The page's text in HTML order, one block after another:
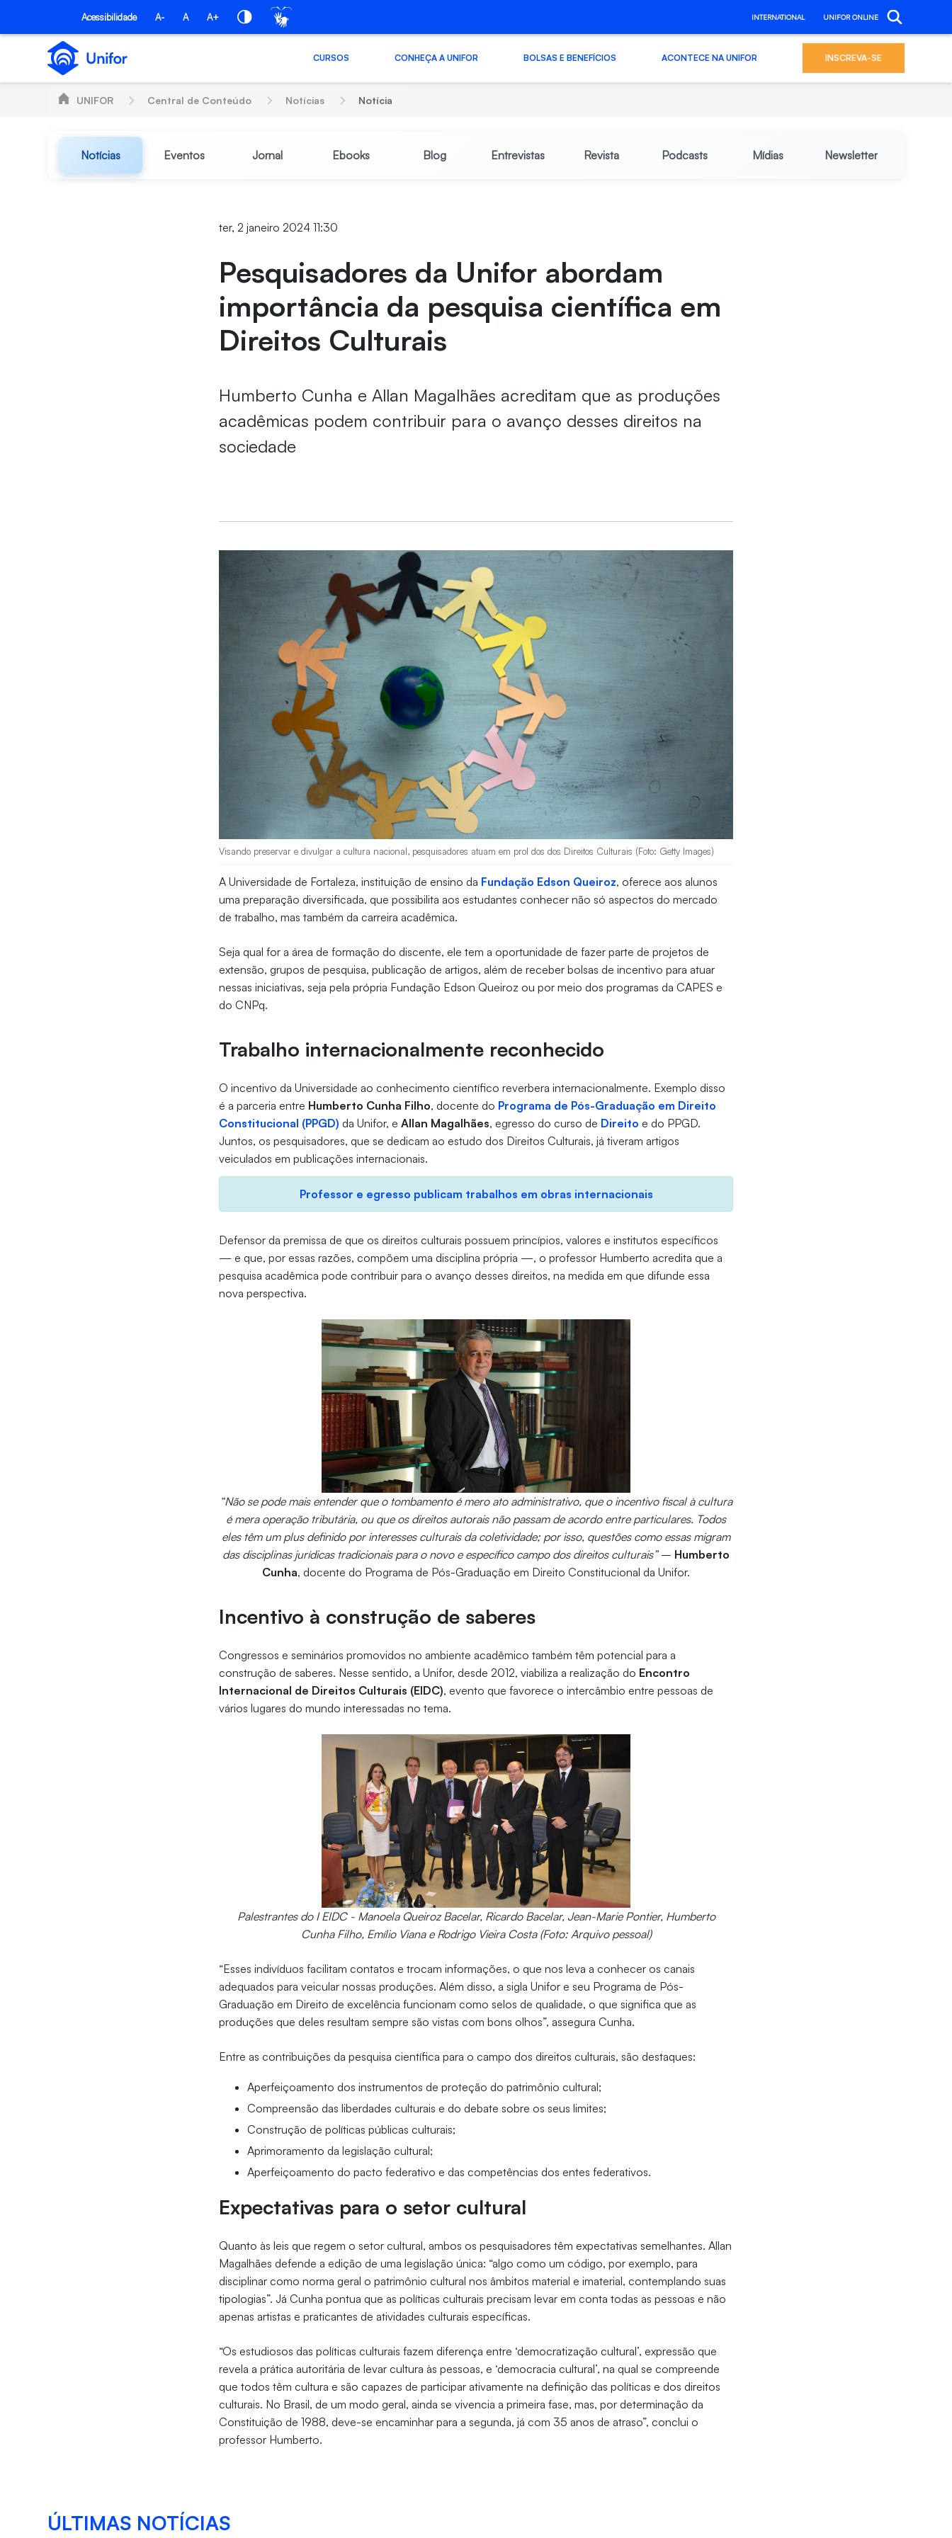
Pular para o Conteúdo principal
Acessibilidade A- A A+ INTERNATIONAL UNIFOR ONLINE
CURSOS CONHEÇA A UNIFOR BOLSAS E BENEFÍCIOS ACONTECE NA UNIFOR INSCREVA-SE
UNIFOR Central de Conteúdo Notícias Notícia
Notícias Eventos Jornal Ebooks Blog Entrevistas Revista Podcasts Mídias Newsletter
ter, 2 janeiro 2024 11:30
Pesquisadores da Unifor abordam
importância da pesquisa científica em
Direitos Culturais
Humberto Cunha e Allan Magalhães acreditam que as produções
acadêmicas podem contribuir para o avanço desses direitos na
sociedade
Visando preservar e divulgar a cultura nacional, pesquisadores atuam em prol dos dos Direitos Culturais (Foto: Getty Images)
A Universidade de Fortaleza, instituição de ensino da Fundação Edson Queiroz, oferece aos alunos
uma preparação diversificada, que possibilita aos estudantes conhecer não só aspectos do mercado
de trabalho, mas também da carreira acadêmica.
Seja qual for a área de formação do discente, ele tem a oportunidade de fazer parte de projetos de
extensão, grupos de pesquisa, publicação de artigos, além de receber bolsas de incentivo para atuar
nessas iniciativas, seja pela própria Fundação Edson Queiroz ou por meio dos programas da CAPES e
do CNPq.
Trabalho internacionalmente reconhecido
O incentivo da Universidade ao conhecimento científico reverbera internacionalmente. Exemplo disso
é a parceria entre Humberto Cunha Filho, docente do Programa de Pós-Graduação em Direito
Constitucional (PPGD) da Unifor, eAllan Magalhães, egresso do curso de Direito e do PPGD.
Juntos, os pesquisadores, que se dedicam ao estudo dos Direitos Culturais, já tiveram artigos
veiculados em publicações internacionais.
Professor e egresso publicam trabalhos em obras internacionais
Defensor da premissa de que os direitos culturais possuem princípios, valores e institutos específicos
— e que, por essas razões, compõem uma disciplina própria —, o professor Humberto acredita que a
pesquisa acadêmica pode contribuir para o avanço desses direitos, na medida em que difunde essa
nova perspectiva.
“Não se pode mais entender que o tombamento é mero ato administrativo, que o incentivo fiscal à cultura
é mera operação tributária, ou que os direitos autorais não passam de acordo entre particulares. Todos
eles têm um plus definido por interesses culturais da coletividade; por isso, questões como essas migram
das disciplinas jurídicas tradicionais para o novo e específico campo dos direitos culturais”– Humberto
Cunha, docente do Programa de Pós-Graduação em Direito Constitucional da Unifor.
Incentivo à construção de saberes
Congressos e seminários promovidos no ambiente acadêmico também têm potencial para a
construção de saberes. Nesse sentido, a Unifor, desde 2012, viabiliza a realização do Encontro
Internacional de Direitos Culturais (EIDC), evento que favorece o intercâmbio entre pessoas de
vários lugares do mundo interessadas no tema.
Palestrantes do I EIDC - Manoela Queiroz Bacelar, Ricardo Bacelar, Jean-Marie Pontier, Humberto
Cunha Filho, Emílio Viana e Rodrigo Vieira Costa (Foto: Arquivo pessoal)
“Esses indivíduos facilitam contatos e trocam informações, o que nos leva a conhecer os canais
adequados para veicular nossas produções. Além disso, a sigla Unifor e seu Programa de Pós-
Graduação em Direito de excelência funcionam como selos de qualidade, o que significa que as
produções que deles resultam sempre são vistas com bons olhos”, assegura Cunha.
Entre as contribuições da pesquisa científica para o campo dos direitos culturais, são destaques:
Aperfeiçoamento dos instrumentos de proteção do patrimônio cultural;
Compreensão das liberdades culturais e do debate sobre os seus limites;
Construção de políticas públicas culturais;
Aprimoramento da legislação cultural;
Aperfeiçoamento do pacto federativo e das competências dos entes federativos.
Expectativas para o setor cultural
Quanto às leis que regem o setor cultural, ambos os pesquisadores têm expectativas semelhantes. Allan
Magalhães defende a edição de uma legislação única: “algo como um código, por exemplo, para
disciplinar como norma geral o patrimônio cultural nos âmbitos material e imaterial, contemplando suas
tipologias”. Já Cunha pontua que as políticas culturais precisam levar em conta todas as pessoas e não
apenas artistas e praticantes de atividades culturais específicas.
“Os estudiosos das políticas culturais fazem diferença entre ‘democratização cultural’, expressão que
revela a prática autoritária de levar cultura às pessoas, e ‘democracia cultural’, na qual se compreende
que todos têm cultura e são capazes de participar ativamente na definição das políticas e dos direitos
culturais. No Brasil, de um modo geral, ainda se vivencia a primeira fase, mas, por determinação da
Constituição de 1988, deve-se encaminhar para a segunda, já com 35 anos de atraso”, conclui o
professor Humberto.
ÚLTIMAS NOTÍCIAS